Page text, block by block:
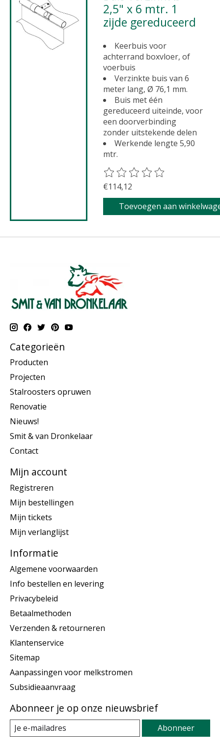
2,5" x 6 mtr. 1
zijde gereduceerd
Keerbuis voor
achterrand boxvloer, of
voerbuis
Verzinkte buis van 6
meter lang, Ø 76,1 mm.
Buis met één
gereduceerd uiteinde, voor
een doorverbinding
zonder uitstekende delen
Werkende lengte 5,90
mtr.
De beoordeling van dit
€114,12
Toevoegen aan
Categorieën
Producten
Projecten
Stalroosters opruwen
Renovatie
Nieuws!
Smit & van Dronkelaar
Contact
Mijn account
Registreren
Mijn bestellingen
Mijn tickets
Mijn verlanglijst
Informatie
Algemene voorwaarden
Info bestellen en levering
Privacybeleid
Betaalmethoden
Verzenden & retourneren
Klantenservice
Sitemap
Aanpassingen voor melkstromen
Subsidieaanvraag
Abonneer je op onze nieuwsbrief
Abonneer